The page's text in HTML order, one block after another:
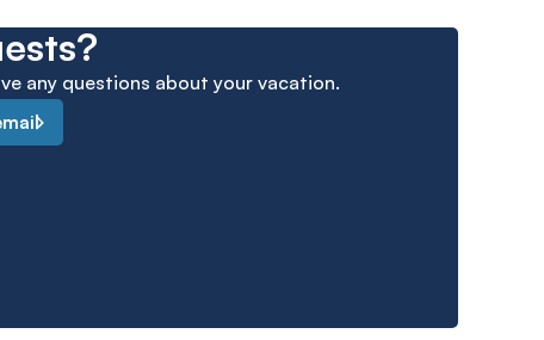
any questions about your vacation.